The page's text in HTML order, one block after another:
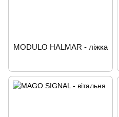
MODULO HALMAR - ліжка